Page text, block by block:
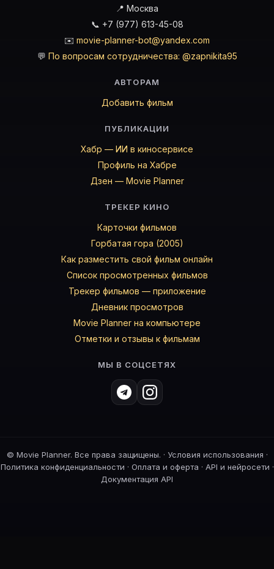
📍 Москва
📞 +7 (977) 613-45-08
✉️ movie-planner-bot@yandex.com
💬 По вопросам сотрудничества: @zapnikita95
АВТОРАМ
Добавить фильм
ПУБЛИКАЦИИ
Хабр — ИИ в киносервисе
Профиль на Хабре
Дзен — Movie Planner
ТРЕКЕР КИНО
Карточки фильмов
Горбатая гора (2005)
Как разместить свой фильм онлайн
Список просмотренных фильмов
Трекер фильмов — приложение
Дневник просмотров
Movie Planner на компьютере
Отметки и отзывы к фильмам
МЫ В СОЦСЕТЯХ
© Movie Planner. Все права защищены. · Условия использования ·
Политика конфиденциальности · Оплата и оферта · API и нейросети ·
Документация API